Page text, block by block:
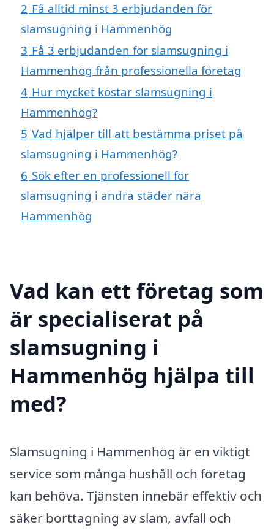
2 Få alltid minst 3 erbjudanden för
slamsugning i Hammenhög
3 Få 3 erbjudanden för slamsugning i
Hammenhög från professionella företag
4 Hur mycket kostar slamsugning i
Hammenhög?
5 Vad hjälper till att bestämma priset på
slamsugning i Hammenhög?
6 Sök efter en professionell för
slamsugning i andra städer nära
Hammenhög
Vad kan ett företag som
är specialiserat på
slamsugning i
Hammenhög hjälpa till
med?
Slamsugning i Hammenhög är en viktigt
service som många hushåll och företag
kan behöva. Tjänsten innebär effektiv och
säker borttagning av slam, avfall och